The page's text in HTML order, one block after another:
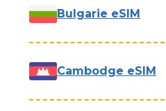
Bulgarie eSIM
Cambodge eSIM